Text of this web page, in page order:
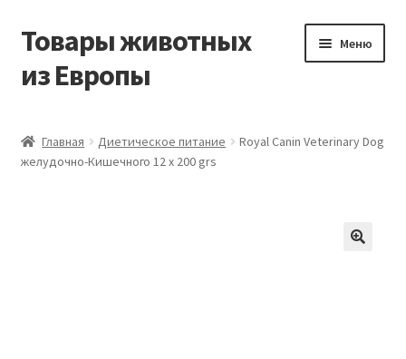
Перейти
навигации
Перейти
содержимому
Товары животных
из Европы
Меню
Виды доставки
Главная Диетическое питание
Royal Canin Veterinary Dog
желудочно-Кишечного 12 x 200 grs